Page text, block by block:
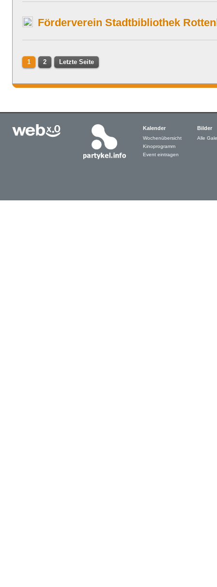
Förderverein Stadtbibliothek
1 2 Letzte Seite
Kalender
Wochenübersicht
Kinoprogramm
Event eintragen
Bilder
Alle